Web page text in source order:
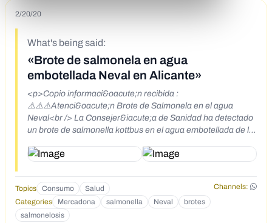
2/20/20
What's being said:
«Brote de salmonela en agua
embotellada Neval en Alicante»
<p>Copio informaci&oacute;n recibida :
⚠️⚠️⚠️Atenci&oacute;n Brote de Salmonela en el agua
Neval<br /> La Consejer&iacute;a de Sanidad ha detectado
un brote de salmonella kottbus en el agua embotellada de la
Mercadona en Alicante, seg&uacute;n inform&oacute; este
sospecha epidemiol&oacute;gica de que el origen del brote
pod&iacute;a estar en el consumo de ese agua, la
Direcci&oacute;n General de Salud P&uacute;blica
realiz&oacute; una inspecci&oacute;n sanitaria en la
Topics Consumo Salud
Channels:
Categories
Mercadona salmonella Neval
brotes
salmonelosis